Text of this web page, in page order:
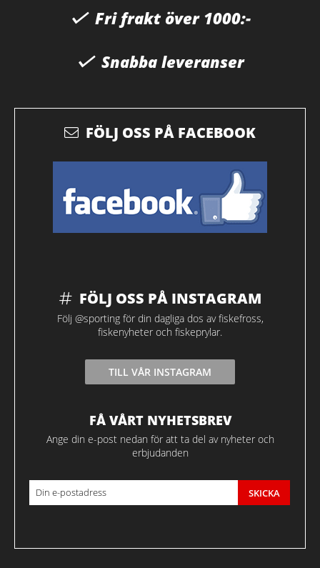
Fri frakt över 1000:-
Snabba leveranser
FÖLJ OSS PÅ FACEBOOK
FÖLJ OSS PÅ INSTAGRAM
Följ @sporting för din dagliga dos av fiskefross,
fiskenyheter och fiskeprylar.
TILL VÅR INSTAGRAM
FÅ VÅRT NYHETSBREV
Ange din e-post nedan för att ta del av nyheter och
erbjudanden
SKICKA